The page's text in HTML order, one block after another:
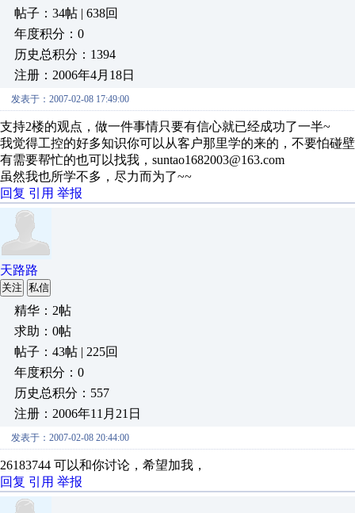
帖子：34帖 | 638回
年度积分：0
历史总积分：1394
注册：2006年4月18日
发表于：2007-02-08 17:49:00
支持2楼的观点，做一件事情只要有信心就已经成功了一半~
我觉得工控的好多知识你可以从客户那里学的来的，不要怕碰
有需要帮忙的也可以找我，suntao1682003@163.com
虽然我也所学不多，尽力而为了~~
回复 引用 举报
天路路
关注 私信
精华：2帖
求助：0帖
帖子：43帖 | 225回
年度积分：0
历史总积分：557
注册：2006年11月21日
发表于：2007-02-08 20:44:00
26183744 可以和你讨论，希望加我，
回复 引用 举报